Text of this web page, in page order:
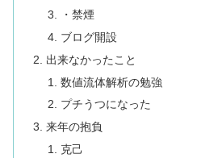
・禁煙
ブログ開設
出来なかったこと
数値流体解析の勉強
プチうつになった
来年の抱負
克己